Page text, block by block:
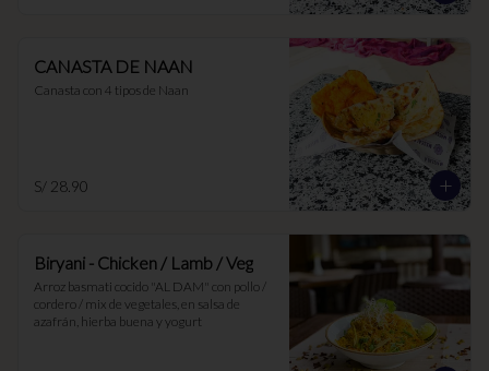
CANASTA DE NAAN
Canasta con 4 tipos de Naan
S/ 28.90
Biryani - Chicken / Lamb / Veg
Arroz basmati cocido "AL DAM" con pollo /
cordero / mix de vegetales, en salsa de
azafrán, hierba buena y yogurt